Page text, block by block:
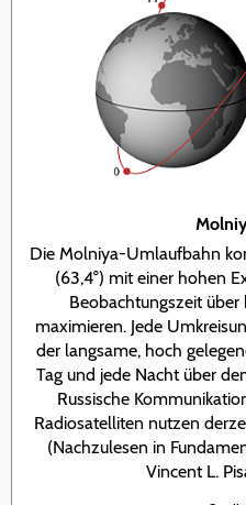
Die Molniya-Umlaufbahn
(63,4°) mit einer hohen
Beobachtungszeit
maximieren. Jede
der langsame, hoch
Tag und jede Nacht über
Russische
Radiosatelliten nutzen
(Nachzulesen in
Vincent L.